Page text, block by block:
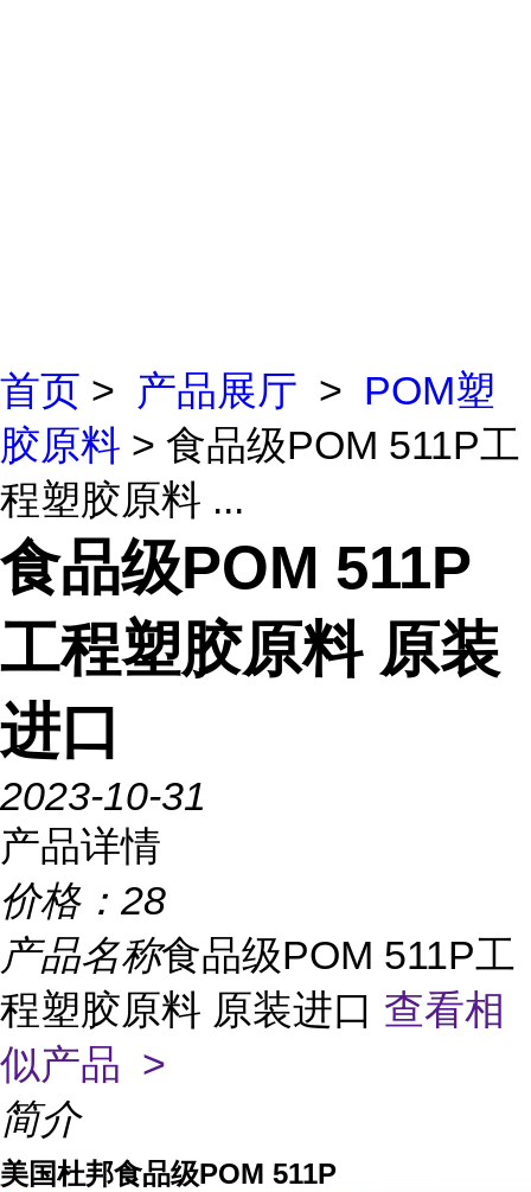
首页 > 产品展厅 > POM塑
胶原料 > 食品级POM 511P工
程塑胶原料 ...
食品级POM 511P
工程塑胶原料 原装
进口
2023-10-31
产品详情
价格： 28
产品名称食品级POM 511P工
程塑胶原料 原装进口 查看相
似产品 >
简介
美国杜邦食品级POM 511P